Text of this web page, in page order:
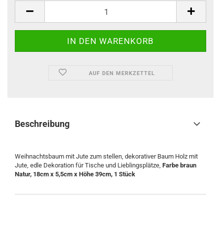
AUF DEN MERKZETTEL
Beschreibung
Weihnachtsbaum mit Jute zum stellen, dekorativer Baum Holz mit
Jute, edle Dekoration für Tische und Lieblingsplätze, Farbe braun
Natur, 18cm x 5,5cm x Höhe 39cm, 1 Stück